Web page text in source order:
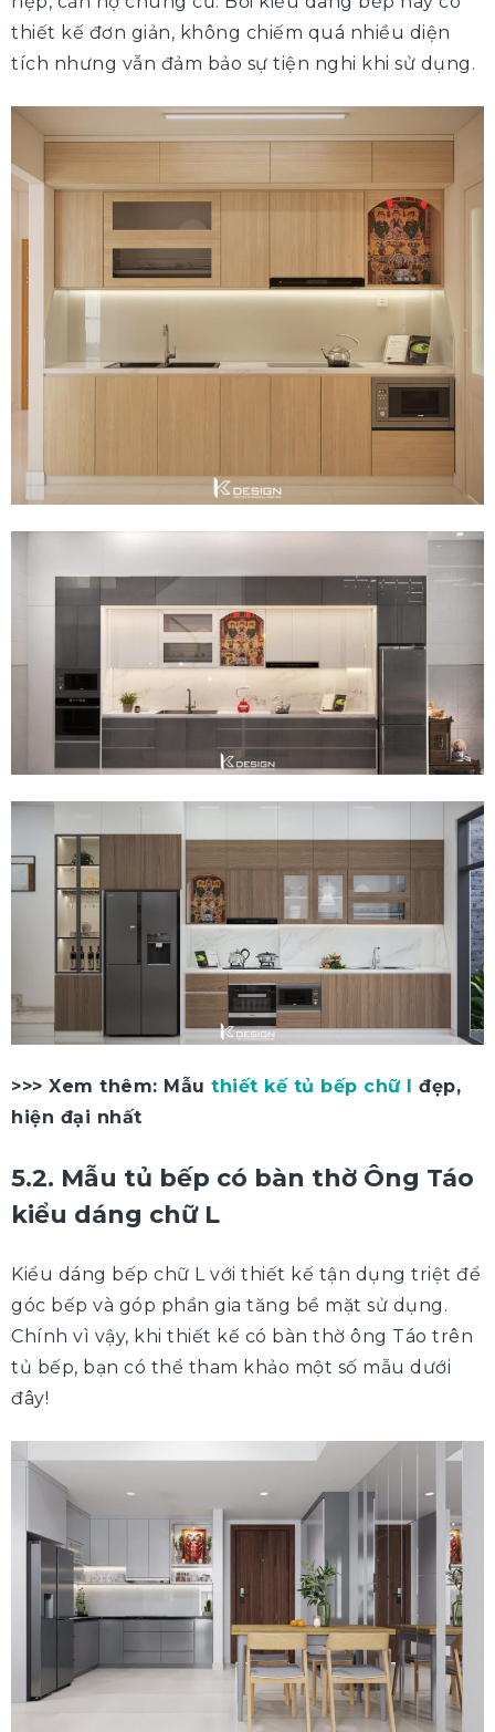
thiết kế đơn giản, không chiếm quá nhiều diện
tích nhưng vẫn đảm bảo sự tiện nghi khi sử dụng.
>>> Xem thêm: Mẫu thiết kế tủ bếp chữ I
đẹp,
hiện đại nhất
5.2. Mẫu tủ bếp có bàn thờ Ông Táo
kiểu dáng chữ L
Kiểu dáng bếp chữ L với thiết kế tận dụng triệt để
góc bếp và góp phần gia tăng bề mặt sử dụng.
Chính vì vậy, khi thiết kế có bàn thờ ông Táo trên
tủ bếp, bạn có thể tham khảo một số mẫu dưới
đây!